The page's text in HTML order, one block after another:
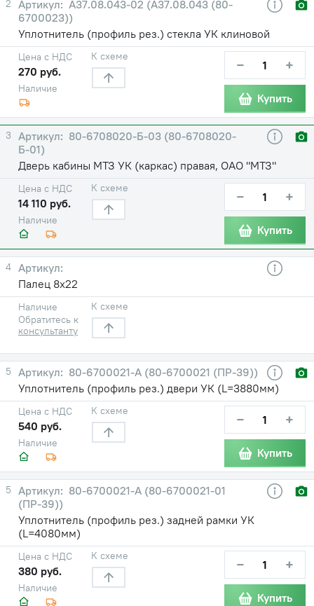
2
А37.08.043-02 (А37.08.043 (80-
6700023))
Уплотнитель (профиль рез.) стекла УК клиновой
Наличие
Цена с НДС
270 руб.
К схеме − +
Купить
3
80-6708020-Б-03 (80-6708020-
Б-01)
Дверь кабины МТЗ УК (каркас) правая, ОАО "МТЗ"
Наличие
Цена с НДС
14 110 руб.
К схеме − +
Купить
4
Палец 8х22
Наличие
Обратитесь к
консультанту
К схеме
5
80-6700021-А (80-6700021 (ПР-39))
Уплотнитель (профиль рез.) двери УК (L=3880мм)
Наличие
Цена с НДС
540 руб.
К схеме − +
Купить
5
80-6700021-А (80-6700021-01
(ПР-39))
Уплотнитель (профиль рез.) задней рамки УК
(L=4080мм)
Наличие
Цена с НДС
380 руб.
К схеме − +
Купить